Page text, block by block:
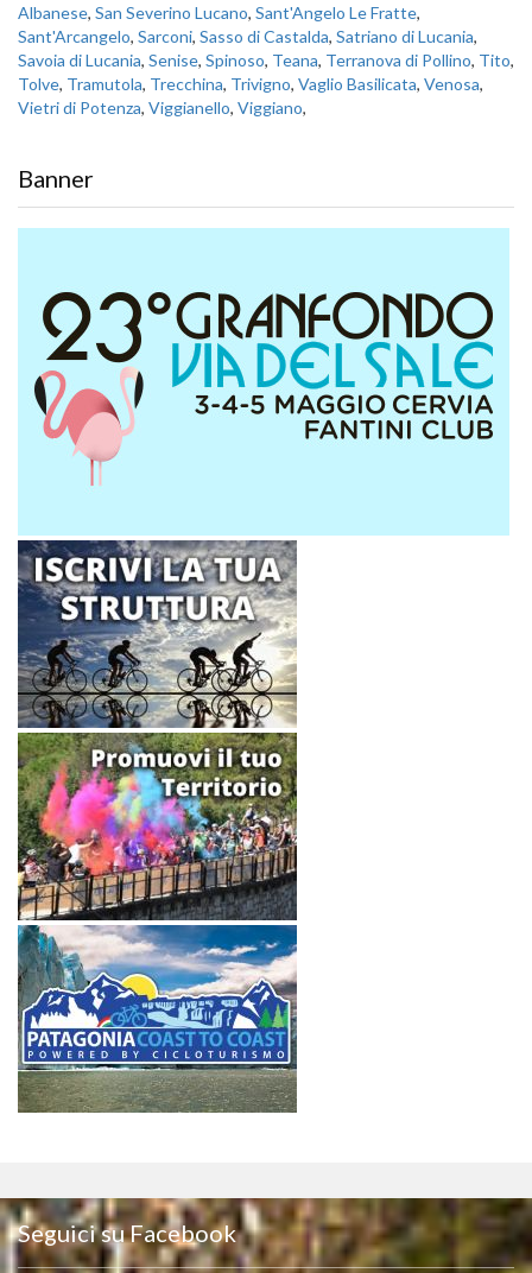
Albanese, San Severino Lucano, Sant'Angelo Le Fratte,
Sant'Arcangelo, Sarconi, Sasso di Castalda, Satriano di Lucania,
Savoia di Lucania, Senise, Spinoso, Teana, Terranova di Pollino, Tito,
Tolve, Tramutola, Trecchina, Trivigno, Vaglio Basilicata, Venosa,
Vietri di Potenza, Viggianello, Viggiano,
Banner
Seguici su Facebook